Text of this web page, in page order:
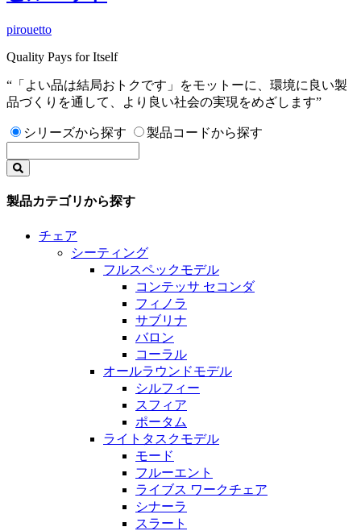
pirouetto
Quality Pays for Itself
“「よい品は結局おトクです」をモットーに、環境に良い製
品づくりを通して、より良い社会の実現をめざします”
シリーズから探す 製品コードから探す
製品カテゴリから探す
チェア
シーティング
フルスペックモデル
コンテッサ セコンダ
フィノラ
サブリナ
バロン
コーラル
オールラウンドモデル
シルフィー
スフィア
ポータム
ライトタスクモデル
モード
フルーエント
ライブス ワークチェア
シナーラ
スラート